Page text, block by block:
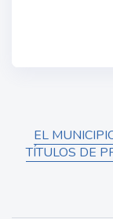
EL
TÍTULOS DE